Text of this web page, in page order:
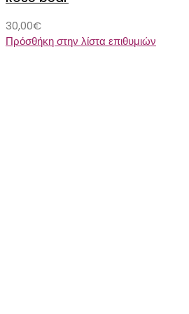
30,00€
Πρόσθήκη στην λίστα επιθυμιών